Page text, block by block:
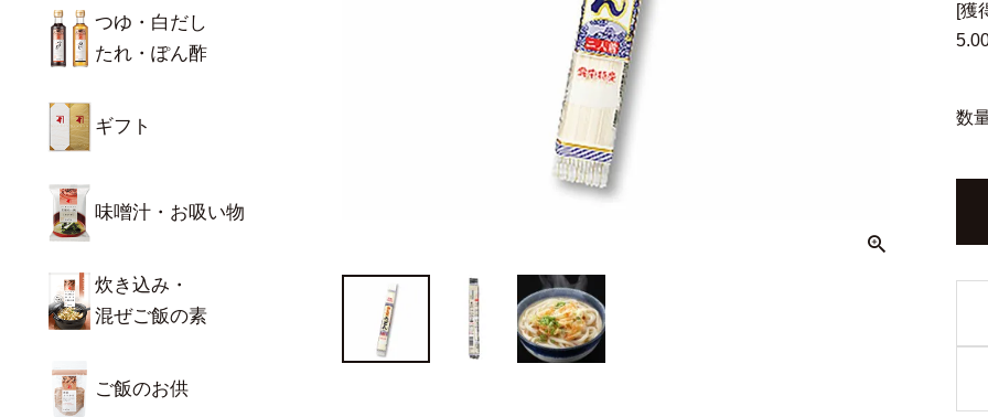
つゆ・白だし
たれ・ぽん酢
ギフト
味噌汁・お吸い物
炊き込み・
混ぜご飯の素
ご飯のお供
[獲